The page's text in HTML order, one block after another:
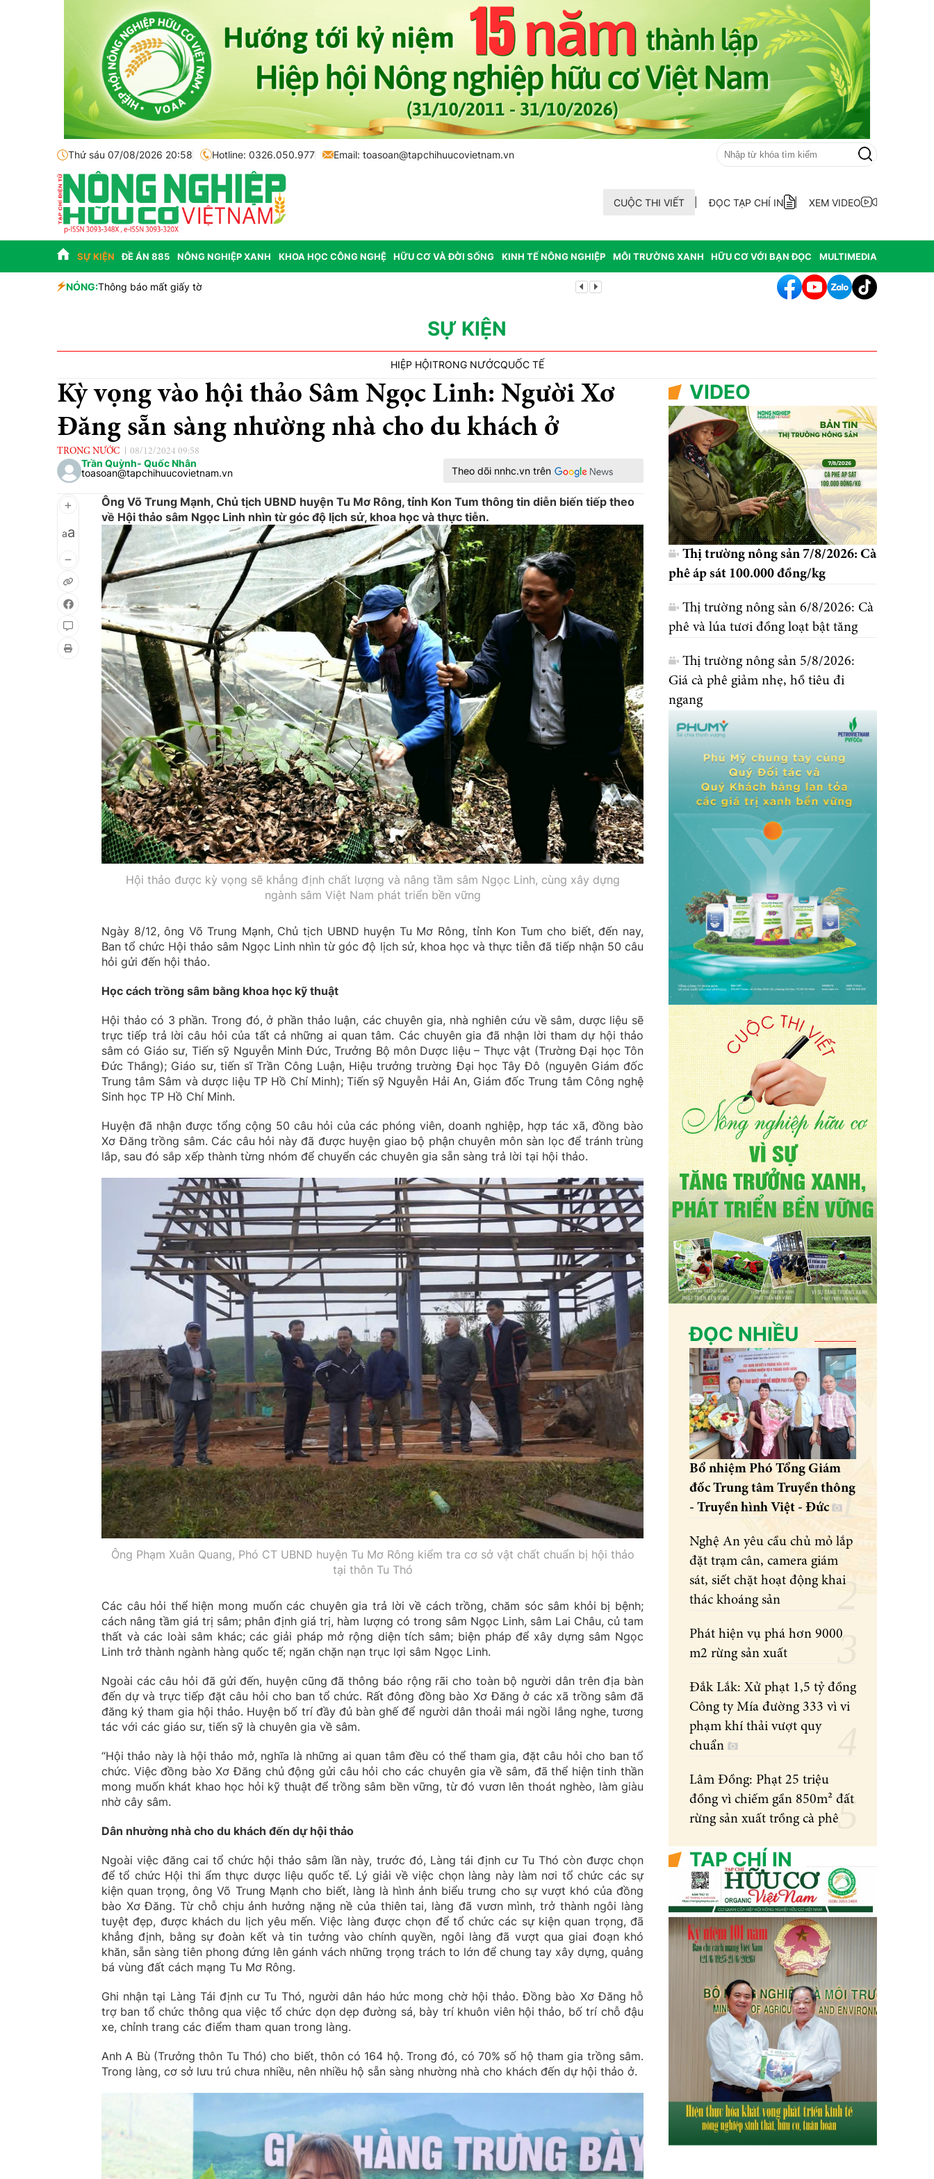
Thứ sáu 07/08/2026 20:58 Hotline: 0326.050.977 Email: toasoan@tapchihuucovietnam.vn
CUỘC THI VIẾT ĐỌC TẠP CHÍ IN XEM VIDEO
SỰ KIỆN ĐỀ ÁN 885 NÔNG NGHIỆP XANH KHOA HỌC CÔNG NGHỆ HỮU CƠ VÀ ĐỜI SỐNG KINH TẾ NÔNG NGHIỆP MÔI TRƯỜNG XANH HỮU CƠ VỚI BẠN ĐỌC MULTIMEDIA
NÓNG:Thông báo mất giấy tờ Lâm Đồng: Không hợp thức hóa diện tích đất vi phạm có nguồn gốc từ phá rừng
SỰ KIỆN
HIỆP HỘITRONG NƯỚCQUỐC TẾ
Kỳ vọng vào hội thảo Sâm Ngọc Linh: Người Xơ
Đăng sẵn sàng nhường nhà cho du khách ở
TRONG NƯỚC 08/12/2024 09:58
Trần Quỳnh- Quốc Nhân
toasoan@tapchihuucovietnam.vn
Theo dõi nnhc.vn trên
aa
Ông Võ Trung Mạnh, Chủ tịch UBND huyện Tu Mơ Rông, tỉnh Kon Tum thông tin diễn biến tiếp theo
về Hội thảo sâm Ngọc Linh nhìn từ góc độ lịch sử, khoa học và thực tiễn.
Hội thảo được kỳ vọng sẽ khẳng định chất lượng và nâng tầm sâm Ngọc Linh, cùng xây dựng
ngành sâm Việt Nam phát triển bền vững
Ngày 8/12, ông Võ Trung Mạnh, Chủ tịch UBND huyện Tu Mơ Rông, tỉnh Kon Tum cho biết, đến nay,
Ban tổ chức Hội thảo sâm Ngọc Linh nhìn từ góc độ lịch sử, khoa học và thực tiễn đã tiếp nhận 50 câu
hỏi gửi đến hội thảo.
Học cách trồng sâm bằng khoa học kỹ thuật
Hội thảo có 3 phần. Trong đó, ở phần thảo luận, các chuyên gia, nhà nghiên cứu về sâm, dược liệu sẽ
trực tiếp trả lời câu hỏi của tất cả những ai quan tâm. Các chuyên gia đã nhận lời tham dự hội thảo
sâm có Giáo sư, Tiến sỹ Nguyễn Minh Đức, Trưởng Bộ môn Dược liệu – Thực vật (Trường Đại học Tôn
Đức Thắng); Giáo sư, tiến sĩ Trần Công Luận, Hiệu trưởng trường Đại học Tây Đô (nguyên Giám đốc
Trung tâm Sâm và dược liệu TP Hồ Chí Minh); Tiến sỹ Nguyễn Hải An, Giám đốc Trung tâm Công nghệ
Sinh học TP Hồ Chí Minh.
Huyện đã nhận được tổng cộng 50 câu hỏi của các phóng viên, doanh nghiệp, hợp tác xã, đồng bào
Xơ Đăng trồng sâm. Các câu hỏi này đã được huyện giao bộ phận chuyên môn sàn lọc để tránh trùng
lắp, sau đó sắp xếp thành từng nhóm để chuyển các chuyên gia sẵn sàng trả lời tại hội thảo.
Ông Phạm Xuân Quang, Phó CT UBND huyện Tu Mơ Rông kiểm tra cơ sở vật chất chuẩn bị hội thảo
tại thôn Tu Thó
Các câu hỏi thể hiện mong muốn các chuyên gia trả lời về cách trồng, chăm sóc sâm khỏi bị bệnh;
cách nâng tầm giá trị sâm; phân định giá trị, hàm lượng có trong sâm Ngọc Linh, sâm Lai Châu, củ tam
thất và các loài sâm khác; các giải pháp mở rộng diện tích sâm; biện pháp để xây dựng sâm Ngọc
Linh trở thành ngành hàng quốc tế; ngăn chặn nạn trục lợi sâm Ngọc Linh.
Ngoài các câu hỏi đã gửi đến, huyện cũng đã thông báo rộng rãi cho toàn bộ người dân trên địa bàn
đến dự và trực tiếp đặt câu hỏi cho ban tổ chức. Rất đông đồng bào Xơ Đăng ở các xã trồng sâm đã
đăng ký tham gia hội thảo. Huyện bố trí đầy đủ bàn ghế để người dân thoải mái ngồi lắng nghe, tương
tác với các giáo sư, tiến sỹ là chuyên gia về sâm.
“Hội thảo này là hội thảo mở, nghĩa là những ai quan tâm đều có thể tham gia, đặt câu hỏi cho ban tổ
chức. Việc đồng bào Xơ Đăng chủ động gửi câu hỏi cho các chuyên gia về sâm, đã thể hiện tinh thần
mong muốn khát khao học hỏi kỹ thuật để trồng sâm bền vững, từ đó vươn lên thoát nghèo, làm giàu
nhờ cây sâm.
Dân nhường nhà cho du khách đến dự hội thảo
Ngoài việc đăng cai tổ chức hội thảo sâm lần này, trước đó, Làng tái định cư Tu Thó còn được chọn
để tổ chức Hội thi ẩm thực dược liệu quốc tế. Lý giải về việc chọn làng này làm nơi tổ chức các sự
kiện quan trọng, ông Võ Trung Mạnh cho biết, làng là hình ảnh biểu trưng cho sự vượt khó của đồng
bào Xơ Đăng. Từ chỗ chịu ảnh hưởng nặng nề của thiên tai, làng đã vươn mình, trở thành ngôi làng
tuyệt đẹp, được khách du lịch yêu mến. Việc làng được chọn để tổ chức các sự kiện quan trọng, đã
khẳng định, bằng sự đoàn kết và tin tưởng vào chính quyền, ngôi làng đã vượt qua giai đoạn khó
khăn, sẵn sàng tiên phong đứng lên gánh vách những trọng trách to lớn để chung tay xây dựng, quảng
bá vùng đất cách mạng Tu Mơ Rông.
Ghi nhận tại Làng Tái định cư Tu Thó, người dân háo hức mong chờ hội thảo. Đồng bào Xơ Đăng hỗ
trợ ban tổ chức thông qua việc tổ chức dọn dẹp đường sá, bày trí khuôn viên hội thảo, bố trí chỗ đậu
xe, chỉnh trang các điểm tham quan trong làng.
Anh A Bù (Trưởng thôn Tu Thó) cho biết, thôn có 164 hộ. Trong đó, có 70% số hộ tham gia trồng sâm.
Trong làng, cơ sở lưu trú chưa nhiều, nên nhiều hộ sẵn sàng nhường nhà cho khách đến dự hội thảo ở.
VIDEO
Thị trường nông sản 7/8/2026: Cà
phê áp sát 100.000 đồng/kg
Thị trường nông sản 6/8/2026: Cà
phê và lúa tươi đồng loạt bật tăng
Thị trường nông sản 5/8/2026:
Giá cà phê giảm nhẹ, hồ tiêu đi
ngang
ĐỌC NHIỀU
Bổ nhiệm Phó Tổng Giám
đốc Trung tâm Truyền thông
- Truyền hình Việt - Đức
Nghệ An yêu cầu chủ mỏ lắp
đặt trạm cân, camera giám
sát, siết chặt hoạt động khai
thác khoáng sản
Phát hiện vụ phá hơn 9000
m2 rừng sản xuất
Đắk Lắk: Xử phạt 1,5 tỷ đồng
Công ty Mía đường 333 vì vi
phạm khí thải vượt quy
chuẩn
Lâm Đồng: Phạt 25 triệu
đồng vì chiếm gần 850m² đất
rừng sản xuất trồng cà phê
TẠP CHÍ IN